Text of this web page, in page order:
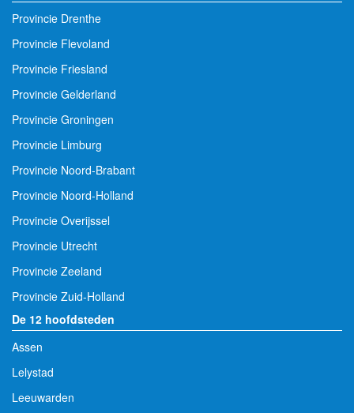
Provincie Drenthe
Provincie Flevoland
Provincie Friesland
Provincie Gelderland
Provincie Groningen
Provincie Limburg
Provincie Noord-Brabant
Provincie Noord-Holland
Provincie Overijssel
Provincie Utrecht
Provincie Zeeland
Provincie Zuid-Holland
De 12 hoofdsteden
Assen
Lelystad
Leeuwarden